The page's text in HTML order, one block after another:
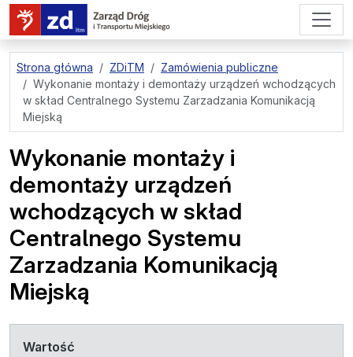
przejdź do treści strony
Strona główna ZDiTM
Zamówienia publiczne
Wykonanie montaży i demontaży urządzeń wchodzących
w skład Centralnego Systemu Zarzadzania Komunikacją
Miejską
Wykonanie montaży i
demontaży urządzeń
wchodzących w skład
Centralnego Systemu
Zarzadzania Komunikacją
Miejską
Wartość